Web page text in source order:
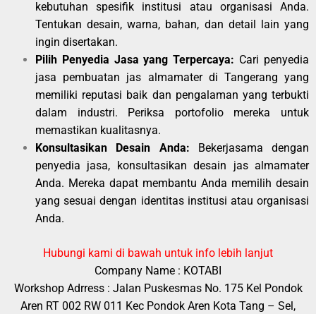
kebutuhan spesifik institusi atau organisasi Anda.
Tentukan desain, warna, bahan, dan detail lain yang
ingin disertakan.
Pilih Penyedia Jasa yang Terpercaya: Cari penyedia
jasa pembuatan jas almamater di Tangerang yang
memiliki reputasi baik dan pengalaman yang terbukti
dalam industri. Periksa portofolio mereka untuk
memastikan kualitasnya.
Konsultasikan Desain Anda: Bekerjasama dengan
penyedia jasa, konsultasikan desain jas almamater
Anda. Mereka dapat membantu Anda memilih desain
yang sesuai dengan identitas institusi atau organisasi
Anda.
Hubungi kami di bawah untuk info lebih lanjut
Company Name : KOTABI
Workshop Adrress : Jalan Puskesmas No. 175 Kel Pondok
Aren RT 002 RW 011 Kec Pondok Aren Kota Tang – Sel,